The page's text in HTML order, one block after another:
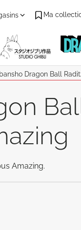
Ma
Dragon Ball
Amazing.